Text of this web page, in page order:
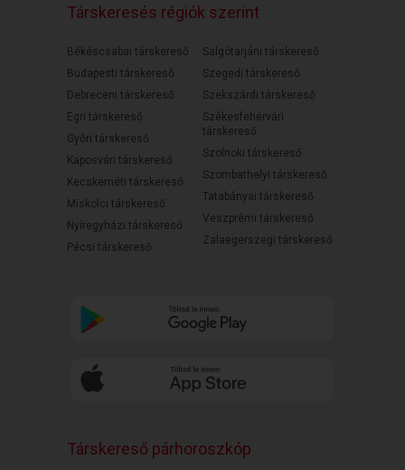
Társkeresés régiók szerint
Békéscsabai társkereső
Budapesti társkereső
Debreceni társkereső
Egri társkereső
Győri társkereső
Kaposvári társkereső
Kecskeméti társkereső
Miskolci társkereső
Nyíregyházi társkereső
Pécsi társkereső
Salgótarjáni társkereső
Szegedi társkereső
Szekszárdi társkereső
Székesfehérvári
társkereső
Szolnoki társkereső
Szombathelyi társkereső
Tatabányai társkereső
Veszprémi társkereső
Zalaegerszegi társkereső
Társkereső párhoroszkóp